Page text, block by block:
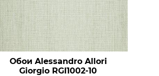
Обои Alessandro Allori
Giorgio RGI1002-10